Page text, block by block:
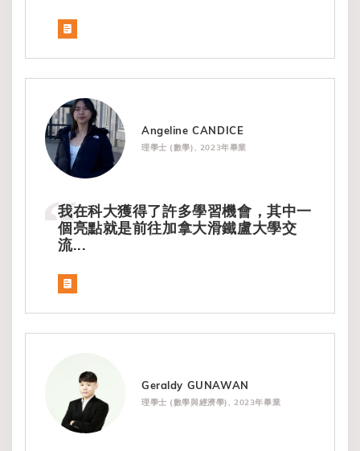
Angeline CANDICE
理學士 (數學), 2023年畢業
我在科大獲得了許多學習機會，其中一
個亮點就是前往加拿大滑鐵盧大學交
流...
Geraldy GUNAWAN
理學士 (數學與經濟學), 2023年畢業